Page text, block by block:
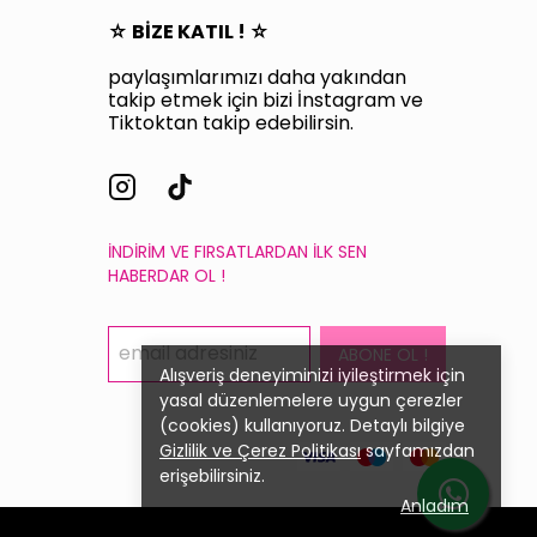
Alışveriş deneyiminizi iyileştirmek için
yasal düzenlemelere uygun çerezler
(cookies) kullanıyoruz. Detaylı bilgiye
Gizlilik ve Çerez Politikasısayfamızdan
erişebilirsiniz.
Anladım
☆ BİZE KATIL ! ☆
paylaşımlarımızı daha yakından
takip etmek için bizi İnstagram ve
Tiktoktan takip edebilirsin.
İNDİRİM VE FIRSATLARDAN İLK SEN
HABERDAR OL !
ABONE OL !